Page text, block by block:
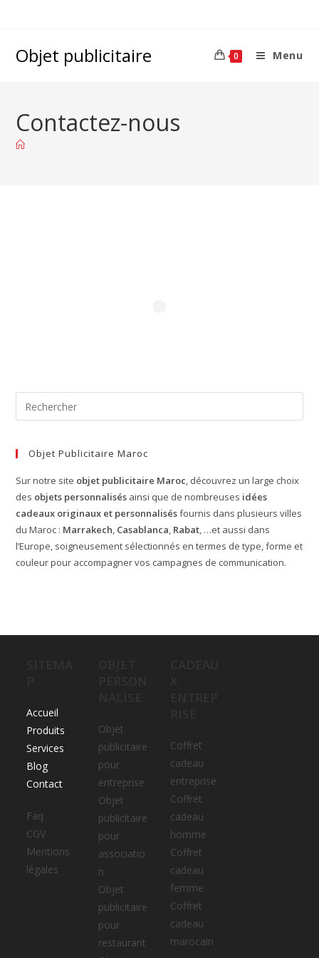
Objet publicitaire 0 Menu
Contactez-nous
Objet Publicitaire Maroc
Sur notre site objet publicitaire Maroc, découvrez un large choix
des objets personnalisés ainsi que de nombreuses idées
cadeaux originaux et personnalisésfournis dans plusieurs villes
du Maroc : Marrakech, Casablanca, Rabat, …et aussi dans
l’Europe, soigneusement sélectionnés en termes de type, forme et
couleur pour accompagner vos campagnes de communication.
Accueil
Produits
Services
Blog
Contact
Faq
CGV
Mentions
légales
Objet
publicitaire
pour
entreprise
Objet
publicitaire
pour
associatio
n
Objet
publicitaire
pour
restaurant
Coffret
cadeau
entreprise
Coffret
cadeau
homme
Coffret
cadeau
femme
Coffret
cadeau
marocain